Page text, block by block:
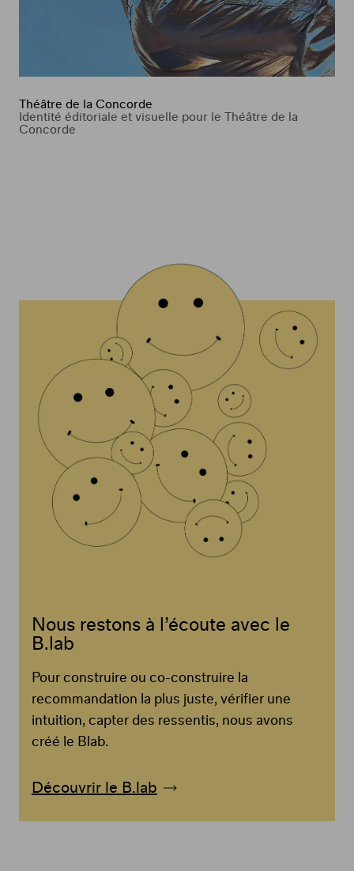
Théâtre de la Concorde
Identité éditoriale et visuelle pour le Théâtre de la
Concorde
Nous restons à l’écoute avec le
B.lab
Pour construire ou co-construire la
recommandation la plus juste, vérifier une
intuition, capter des ressentis, nous avons
créé le Blab.
Découvrir le B.lab